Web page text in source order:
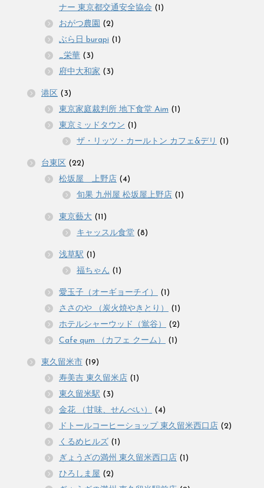
ナー 東京都交通安全協会 (1)
おがつ農園 (2)
ぶら日 burapi (1)
_栄華 (3)
府中大和家 (3)
港区 (3)
東京家庭裁判所 地下食堂 Aim (1)
東京ミッドタウン (1)
ザ・リッツ・カールトン カフェ&デリ (1)
台東区 (22)
松坂屋 上野店 (4)
旬果 九州屋 松坂屋上野店 (1)
東京藝大 (11)
キャッスル食堂 (8)
浅草駅 (1)
福ちゃん (1)
愛玉子（オーギョーチイ）
(1)
ささのや （炭火焼やきとり）
(1)
ホテルシャーウッド（鴬谷）
(2)
Cafe qum （カフェ クーム）
(1)
東久留米市 (19)
寿美吉 東久留米店 (1)
東久留米駅 (3)
金花 （甘味、せんべい）
(4)
ドトールコーヒーショップ 東久留米西口店 (2)
くるめヒルズ (1)
ぎょうざの満州 東久留米西口店 (1)
ひろしま屋 (2)